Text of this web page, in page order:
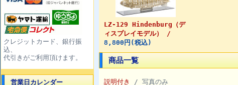
クレジットカード、銀行振
込、
代引きがご利用頂けます。
営業日カレンダー
LZ-129 Hindenburg（デ
ィスプレイモデル） /
8,800円(税込)
商品一覧
説明付き / 写真のみ